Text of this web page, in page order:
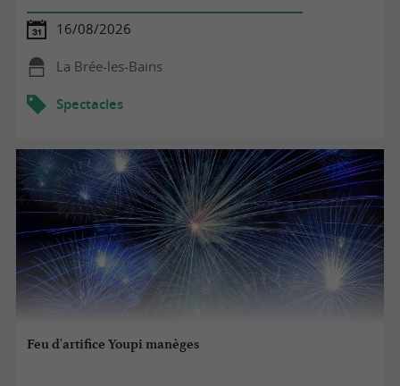
16/08/2026
La Brée-les-Bains
Spectacles
Feu d'artifice Youpi manèges